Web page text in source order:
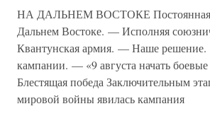
НА ДАЛЬНЕМ ВОСТОКЕ Постоянная
Дальнем Востоке. — Исполняя
Квантунская армия. — Наше
кампании. — «9 августа начать
Блестящая победа Заключительным
мировой войны явилась кампания